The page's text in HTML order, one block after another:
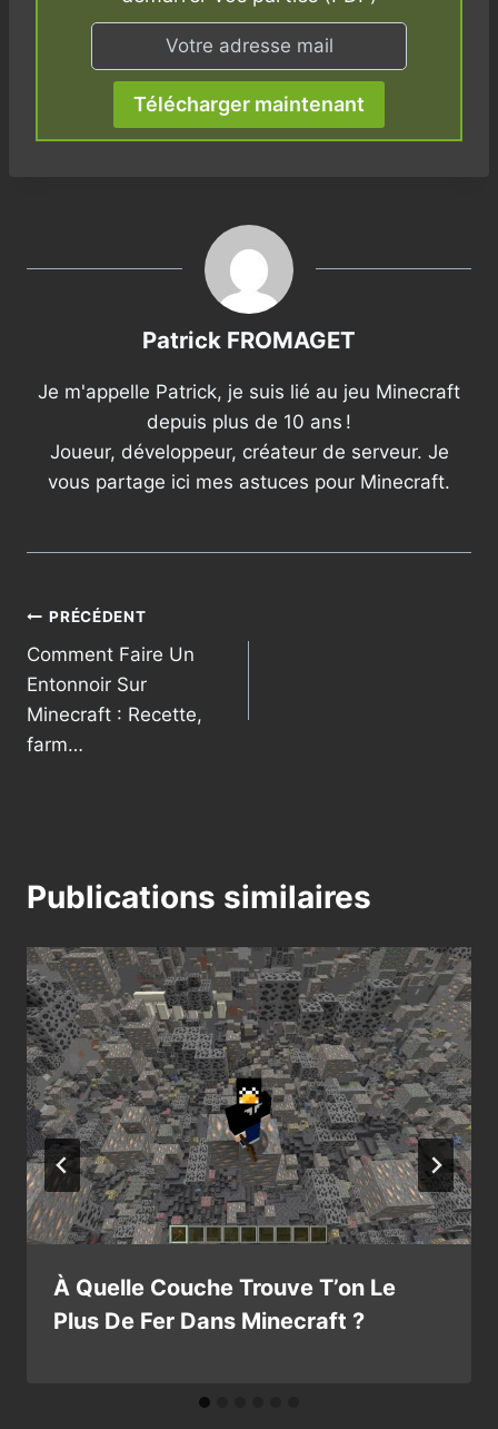
Télécharger maintenant
Patrick FROMAGET
Je m'appelle Patrick, je suis lié au jeu Minecraft
depuis plus de 10 ans !
Joueur, développeur, créateur de serveur. Je
vous partage ici mes astuces pour Minecraft.
Navigation
de
l’article
PRÉCÉDENT
Comment Faire Un
Entonnoir Sur
Minecraft : Recette,
farm…
Publications similaires
À Quelle Couche Trouve T’on Le
Plus De Fer Dans Minecraft ?